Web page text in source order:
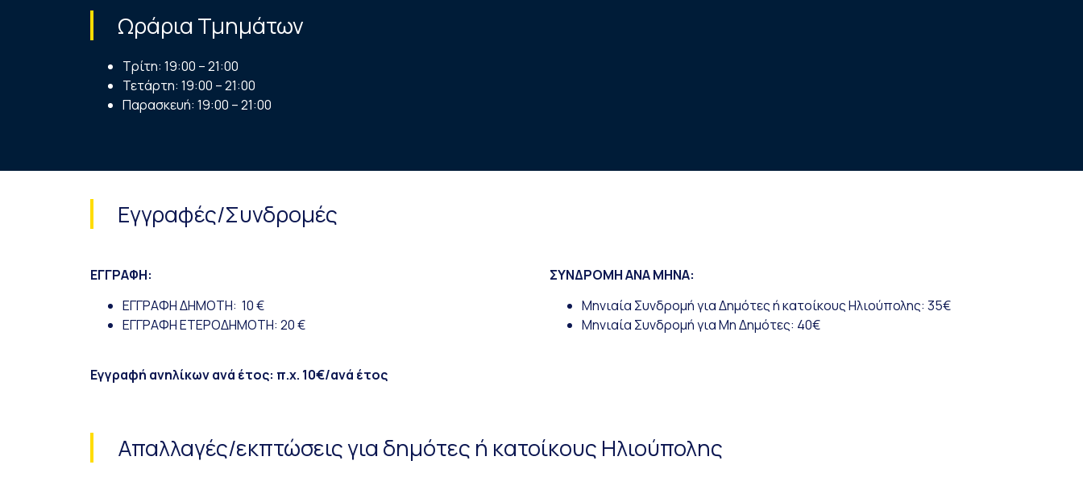
Ωράρια Τμημάτων
Τρίτη: 19:00 – 21:00
Τετάρτη: 19:00 – 21:00
Παρασκευή: 19:00 – 21:00
Εγγραφές/Συνδρομές
ΕΓΓΡΑΦΗ:
ΕΓΓΡΑΦΗ ΔΗΜΟΤΗ: 10 €
ΕΓΓΡΑΦΗ ΕΤΕΡΟΔΗΜΟΤΗ: 20 €
Εγγραφή ανηλίκων ανά έτος: π.χ. 10€/ανά έτος
ΣΥΝΔΡΟΜΗ ΑΝΑ ΜΗΝΑ:
Μηνιαία Συνδρομή για Δημότες ή κατοίκους Ηλιούπολης: 35€
Μηνιαία Συνδρομή για Μη Δημότες: 40€
Απαλλαγές/εκπτώσεις για δημότες ή κατοίκους Ηλιούπολης